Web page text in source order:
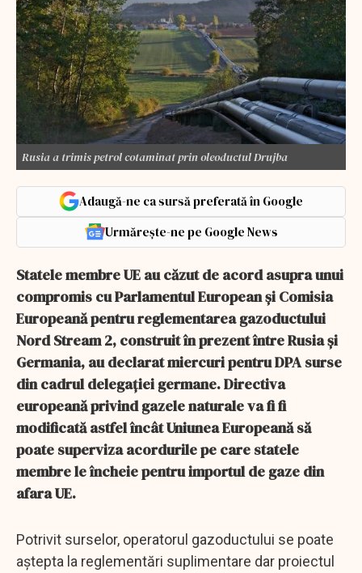
Rusia a trimis petrol cotaminat prin oleoductul Drujba
Adaugă-ne ca sursă preferată în Google
Urmărește-ne pe Google News
Statele membre UE au căzut de acord asupra unui
compromis cu Parlamentul European şi Comisia
Europeană pentru reglementarea gazoductului
Nord Stream 2, construit în prezent între Rusia şi
Germania, au declarat miercuri pentru DPA surse
din cadrul delegaţiei germane. Directiva
europeană privind gazele naturale va fi fi
modificată astfel încât Uniunea Europeană să
poate superviza acordurile pe care statele
membre le încheie pentru importul de gaze din
afara UE.
Potrivit surselor, operatorul gazoductului se poate
aştepta la reglementări suplimentare dar proiectul